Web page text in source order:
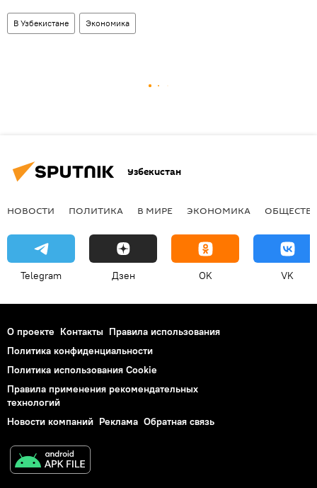
В Узбекистане Экономика
Узбекистан
НОВОСТИ ПОЛИТИКА В МИРЕ ЭКОНОМИКА
Telegram Дзен OK VK
О проекте Контакты Правила использования
Политика конфиденциальности
Политика использования Cookie
Правила применения рекомендательных
технологий
Новости компаний Реклама Обратная связь